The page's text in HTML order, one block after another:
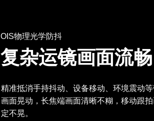
OIS物理光学防抖
复杂运镜画面流畅
精准抵消手持抖动、设备移动、环境震动
画面晃动，长焦端画面清晰不糊，移动跟
定不晃。